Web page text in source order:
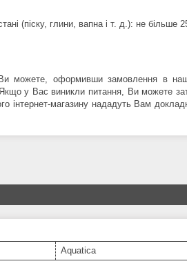
(піску, глини, вапна і т. д.): не більше
можете, оформивши замовлення в
Якщо у Вас виникли питання, Ви можете
інтернет-магазину нададуть Вам
Aquatica